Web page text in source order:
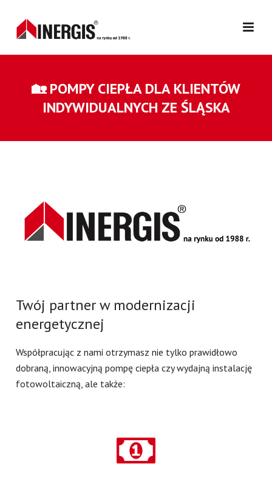
🏡 POMPY CIEPŁA DLA KLIENTÓW
INDYWIDUALNYCH ZE ŚLĄSKA
Twój partner w modernizacji
energetycznej
Współpracując z nami otrzymasz nie tylko prawidłowo
dobraną, innowacyjną pompę ciepła czy wydajną instalację
fotowoltaiczną, ale także: